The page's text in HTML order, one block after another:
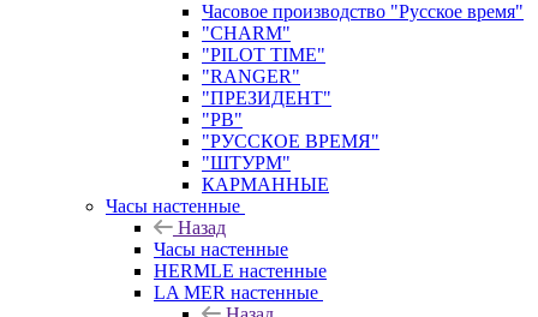
Часовое производство "Русское время"
"CHARM"
"PILOT TIME"
"RANGER"
"ПРЕЗИДЕНТ"
"РВ"
"РУССКОЕ ВРЕМЯ"
"ШТУРМ"
КАРМАННЫЕ
Часы настенные
Назад
Часы настенные
HERMLE настенные
LA MER настенные